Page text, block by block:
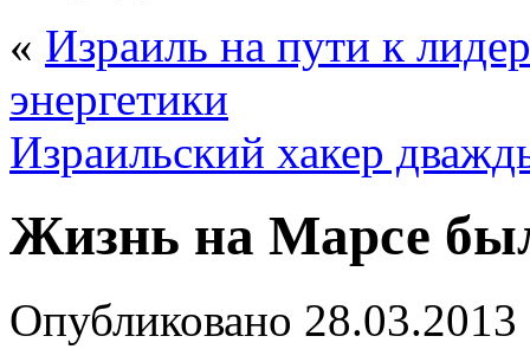
« Израиль на пути к
энергетики
Израильский хакер
Жизнь на Марсе
Опубликовано 28.03.2013